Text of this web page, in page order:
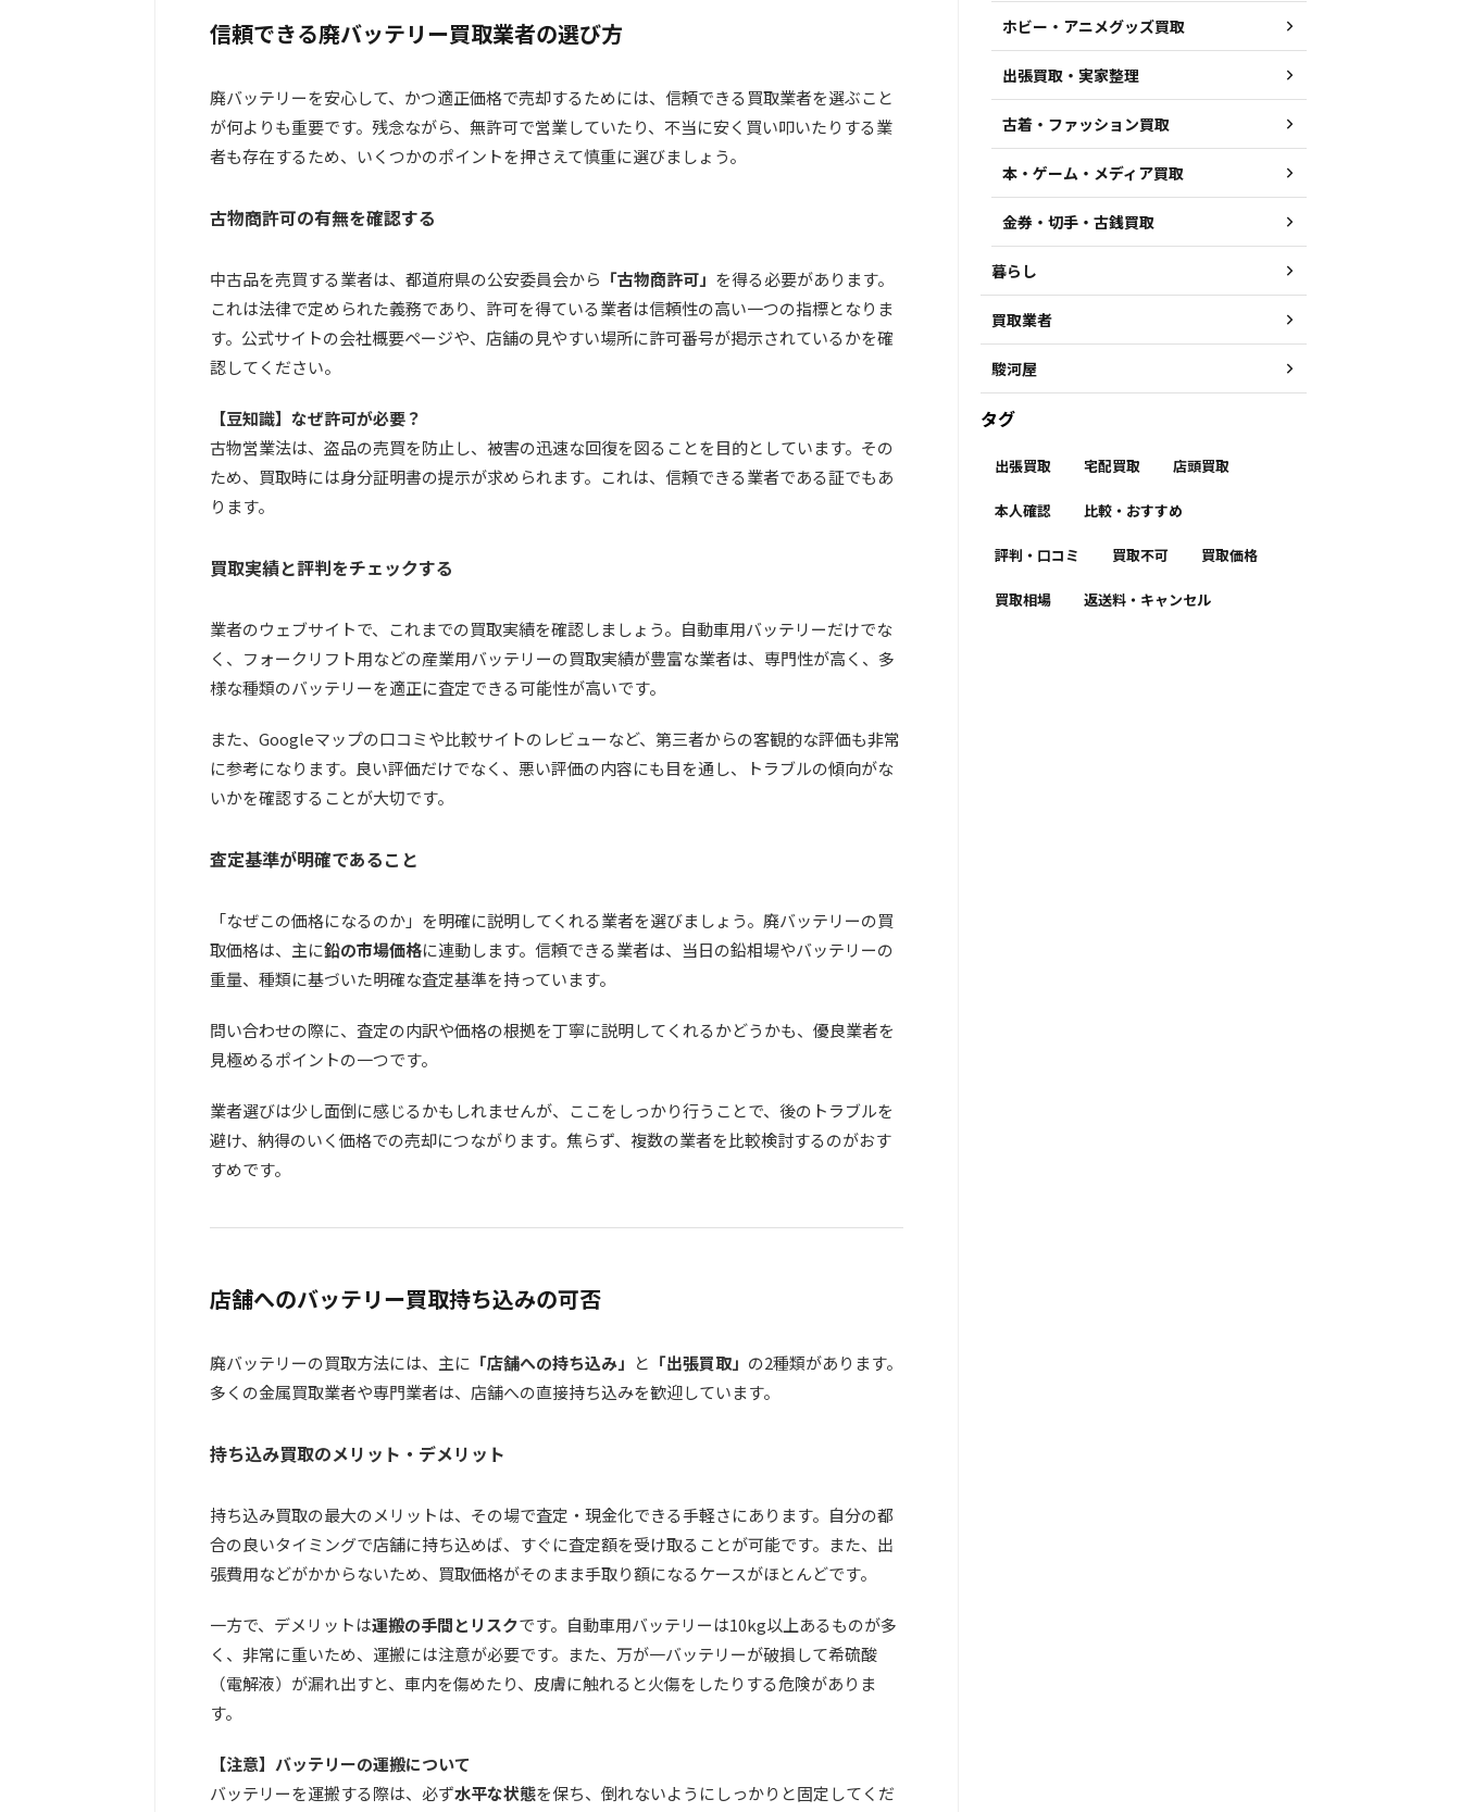
信頼できる廃バッテリー買取業者の選び方
廃バッテリーを安心して、かつ適正価格で売却するためには、信頼できる買取業者を選ぶこと
が何よりも重要です。残念ながら、無許可で営業していたり、不当に安く買い叩いたりする業
者も存在するため、いくつかのポイントを押さえて慎重に選びましょう。
古物商許可の有無を確認する
中古品を売買する業者は、都道府県の公安委員会から 「古物商許可」 を得る必要があります。
これは法律で定められた義務であり、許可を得ている業者は信頼性の高い一つの指標となりま
す。公式サイトの会社概要ページや、店舗の見やすい場所に許可番号が掲示されているかを確
認してください。
【豆知識】なぜ許可が必要？
古物営業法は、盗品の売買を防止し、被害の迅速な回復を図ることを目的としています。その
ため、買取時には身分証明書の提示が求められます。これは、信頼できる業者である証でもあ
ります。
買取実績と評判をチェックする
業者のウェブサイトで、これまでの買取実績を確認しましょう。自動車用バッテリーだけでな
く、フォークリフト用などの産業用バッテリーの買取実績が豊富な業者は、専門性が高く、 多
様な種類のバッテリーを適正に査定できる可能性が高いです。
また、Googleマップの口コミや比較サイトのレビューなど、第三者からの客観的な評価も非常
に参考になります。良い評価だけでなく、悪い評価の内容にも目を通し、トラブルの傾向がな
いかを確認することが大切です。
査定基準が明確であること
「なぜこの価格になるのか」を明確に説明してくれる業者を選びましょう。廃バッテリーの買
取価格は、主に鉛の市場価格に連動します。信頼できる業者は、当日の鉛相場やバッテリーの
重量、種類に基づいた明確な査定基準を持っています。
問い合わせの際に、査定の内訳や価格の根拠を丁寧に説明してくれるかどうかも、優良業者を
見極めるポイントの一つです。
業者選びは少し面倒に感じるかもしれませんが、ここをしっかり行うことで、後のトラブルを
避け、納得のいく価格での売却につながります。焦らず、複数の業者を比較検討するのがおす
すめです。
店舗へのバッテリー買取持ち込みの可否
廃バッテリーの買取方法には、主に 「店舗への持ち込み」 と 「出張買取」 の2種類があります。
多くの金属買取業者や専門業者は、店舗への直接持ち込みを歓迎しています。
持ち込み買取のメリット・デメリット
持ち込み買取の最大のメリットは、 その場で査定・現金化できる手軽さにあります。自分の都
合の良いタイミングで店舗に持ち込めば、すぐに査定額を受け取ることが可能です。また、出
張費用などがかからないため、買取価格がそのまま手取り額になるケースがほとんどです。
一方で、デメリットは運搬の手間とリスクです。自動車用バッテリーは10kg以上あるものが多
く、非常に重いため、運搬には注意が必要です。また、万が一バッテリーが破損して希硫酸
（電解液）が漏れ出すと、車内を傷めたり、皮膚に触れると火傷をしたりする危険がありま
す。
【注意】バッテリーの運搬について
バッテリーを運搬する際は、必ず水平な状態を保ち、倒れないようにしっかりと固定してくだ
ホビー・アニメグッズ買取
出張買取・実家整理
古着・ファッション買取
本・ゲーム・メディア買取
金券・切手・古銭買取
暮らし
買取業者
駿河屋
タグ
出張買取 宅配買取 店頭買取
本人確認 比較・おすすめ
評判・口コミ 買取不可 買取価格
買取相場 返送料・キャンセル